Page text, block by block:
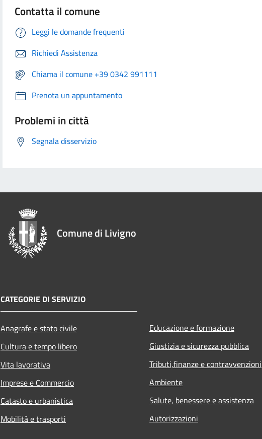
Contatta il comune
Leggi le domande frequenti
Richiedi Assistenza
Chiama il comune +39 0342 991111
Prenota un appuntamento
Problemi in città
Segnala disservizio
Comune di Livigno
CATEGORIE DI SERVIZIO
Anagrafe e stato civile
Cultura e tempo libero
Vita lavorativa
Imprese e Commercio
Catasto e urbanistica
Mobilità e trasporti
Educazione e formazione
Giustizia e sicurezza pubblica
Tributi,finanze e contravvenzioni
Ambiente
Salute, benessere e assistenza
Autorizzazioni